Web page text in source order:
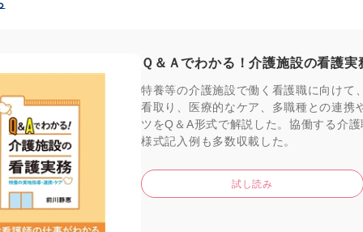
Ｑ＆Ａでわかる！介護施設の看護
特養等の介護施設で働く看護職に向けて
看取り、医療的なケア、多職種との連携
ツをQ＆A形式で解説した。協働する介
様式記入例も多数収載した。
試し読み